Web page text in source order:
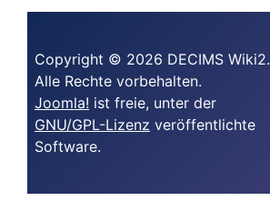
Copyright © 2026 DECIMS Wiki2.
Alle Rechte vorbehalten.
Joomla! ist freie, unter der
GNU/GPL-Lizenz veröffentlichte
Software.